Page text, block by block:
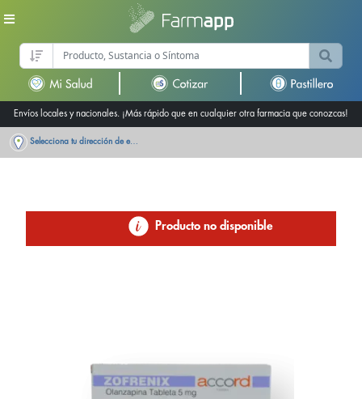
Envíos locales y nacionales. ¡Más rápido que en cualquier otra farmacia que conozcas!
Selecciona tu dirección de entrega
Producto no disponible